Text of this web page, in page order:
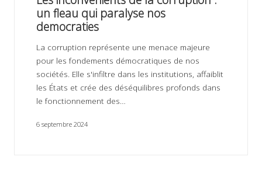
un fleau qui paralyse nos
democraties
La corruption représente une menace majeure
pour les fondements démocratiques de nos
sociétés. Elle s'infiltre dans les institutions, affaiblit
les États et crée des déséquilibres profonds dans
le fonctionnement des…
6 septembre 2024